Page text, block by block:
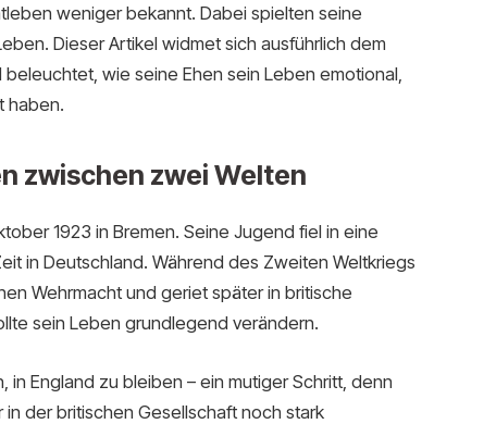
weniger bekannt. Dabei spielten seine
Dieser Artikel widmet sich ausführlich dem
wie seine Ehen sein Leben emotional,
haben.
zwischen zwei Welten
1923 in Bremen. Seine Jugend fiel in eine
in Deutschland. Während des Zweiten Weltkriegs
Wehrmacht und geriet später in britische
sein Leben grundlegend verändern.
England zu bleiben – ein mutiger Schritt, denn
der britischen Gesellschaft noch stark